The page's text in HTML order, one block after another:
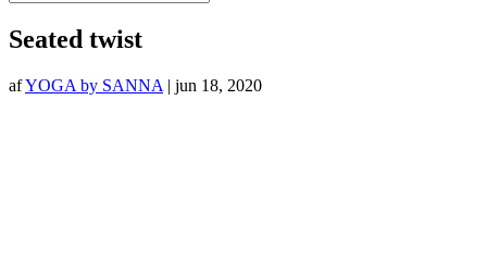
Seated twist
afYOGA by SANNA | jun 18, 2020